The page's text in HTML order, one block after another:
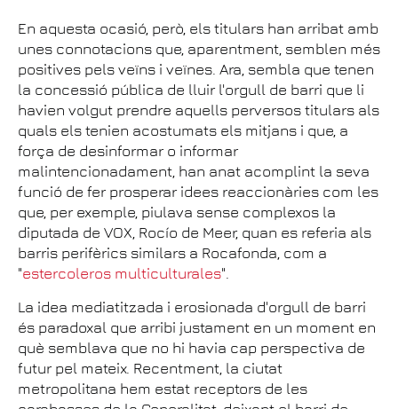
En aquesta ocasió, però, els titulars han arribat amb
unes connotacions que, aparentment, semblen més
positives pels veïns i veïnes. Ara, sembla que tenen
la concessió pública de lluir l'orgull de barri que li
havien volgut prendre aquells perversos titulars als
quals els tenien acostumats els mitjans i que, a
força de desinformar o informar
malintencionadament, han anat acomplint la seva
funció de fer prosperar idees reaccionàries com les
que, per exemple, piulava sense complexos la
diputada de VOX, Rocío de Meer, quan es referia als
barris perifèrics similars a Rocafonda, com a
"estercoleros multiculturales".
La idea mediatitzada i erosionada d'orgull de barri
és paradoxal que arribi justament en un moment en
què semblava que no hi havia cap perspectiva de
futur pel mateix. Recentment, la ciutat
metropolitana hem estat receptors de les